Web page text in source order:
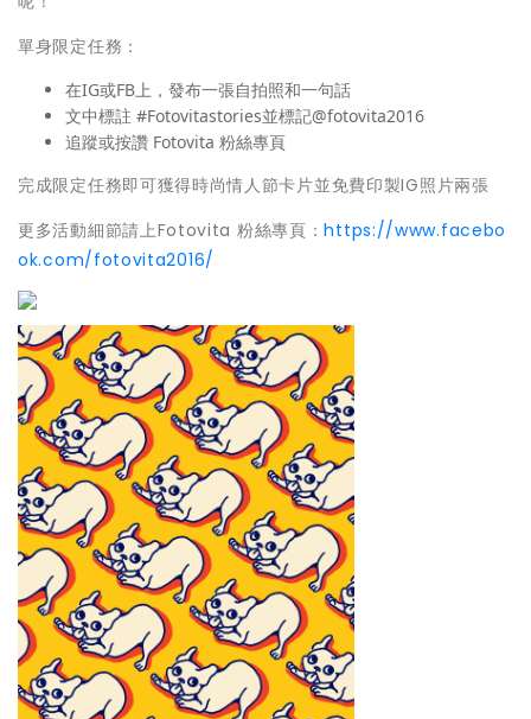
單身限定任務：
在IG或FB上，發布一張自拍照和一句話
文中標註 #Fotovitastories並標記@fotovita2016
追蹤或按讚 Fotovita 粉絲專頁
完成限定任務即可獲得時尚情人節卡片並免費印製IG照片兩張
更多活動細節請上Fotovita 粉絲專頁：https://www.facebo
ok.com/fotovita2016/